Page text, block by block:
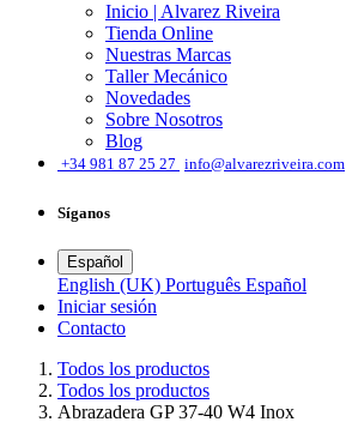
Inicio | Alvarez Riveira
Tienda Online
Nuestras Marcas
Taller Mecánico
Novedades
Sobre Nosotros
Blog
+34 981 87 25 27 info@alvarezriveira.com
Síganos
Español
English (UK) Português Español
Iniciar sesión
​Contacto
Todos los productos
Todos los productos
Abrazadera GP 37-40 W4 Inox